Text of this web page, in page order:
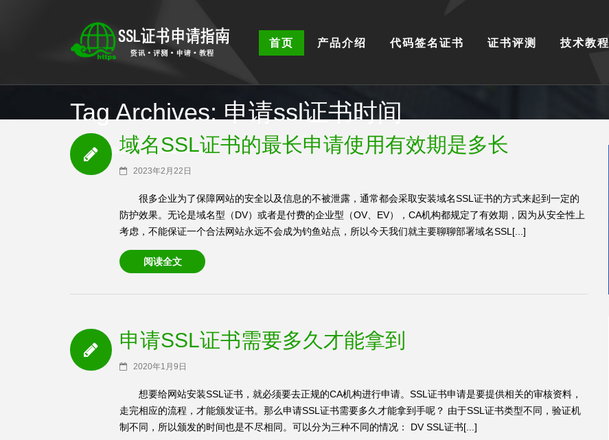
首页 产品介绍 代码签名证书 证书评测 技术教程
Tag Archives: 申请ssl证书时间
SSL证书首页 / 申请ssl证书时间
域名SSL证书的最长申请使用有效期是多长
2023年2月22日
很多企业为了保障网站的安全以及信息的不被泄露，通常都会采取安装域名SSL证书的方式来起到一定的
防护效果。无论是域名型（DV）或者是付费的企业型（OV、EV），CA机构都规定了有效期，因为从安全性上
考虑，不能保证一个合法网站永远不会成为钓鱼站点，所以今天我们就主要聊聊部署域名SSL[...]
阅读全文
申请SSL证书需要多久才能拿到
2020年1月9日
想要给网站安装SSL证书，就必须要去正规的CA机构进行申请。SSL证书申请是要提供相关的审核资料，
走完相应的流程，才能颁发证书。那么申请SSL证书需要多久才能拿到手呢？ 由于SSL证书类型不同，验证机
制不同，所以颁发的时间也是不尽相同。可以分为三种不同的情况： DV SSL证书[...]